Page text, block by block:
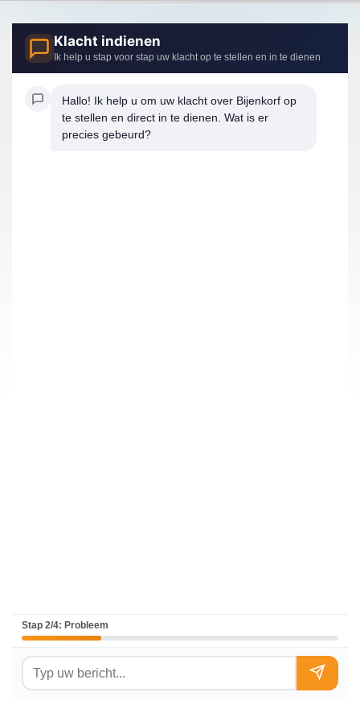
Klacht indienen
Ik help u stap voor stap uw klacht op te stellen en in te dienen
Hallo! Ik help u om uw klacht over Bijenkorf op
te stellen en direct in te dienen. Wat is er
precies gebeurd?
Stap 2/4: Probleem